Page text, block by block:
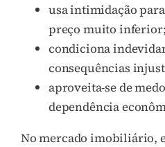
usa intimidação
preço muito inferior;
condiciona
consequências
aproveita-se de
dependência
No mercado imobiliário,